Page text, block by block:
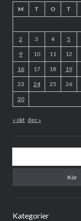
M T O T
2 3 4 5
9 10 11 12
16 17 18 19
23 24 25 26
30
« okt dec »
Kategorier